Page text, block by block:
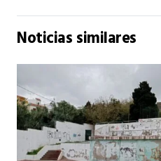
Noticias similares